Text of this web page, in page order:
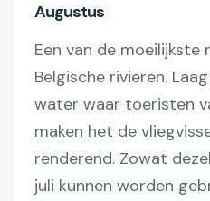
Augustus
Een van de moeilijkste
Belgische rivieren.
water waar toeristen
maken het de
renderend. Zowat
juli kunnen worden